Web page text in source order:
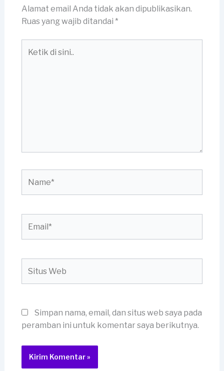
Alamat email Anda tidak akan dipublikasikan.
Ruas yang wajib ditandai *
Web
Simpan nama, email, dan situs web saya pada
peramban ini untuk komentar saya berikutnya.